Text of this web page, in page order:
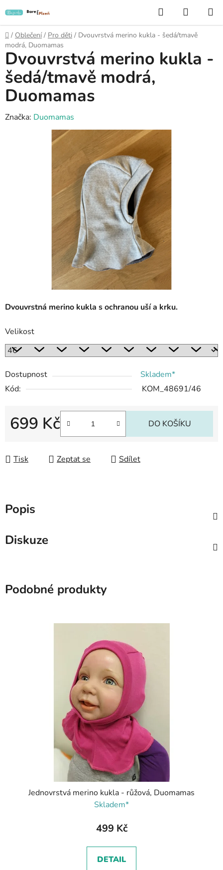
na
obsah
Hledat
KOŠÍK
Domů
/ Oblečení / Pro děti / Dvouvrstvá merino kukla - šedá/tmavě
modrá, Duomamas
Dvouvrstná merino kukla s ochranou uší a krku.
Velikost
Dostupnost
Skladem*
Kód:
KOM_48691/46
699 Kč DO KOŠÍKU
Tisk Zeptat se Sdílet
Dvouvrstvá merino kukla -
šedá/tmavě modrá,
Duomamas
Značka: Duomamas
Popis
Diskuze
Podobné produkty
Jednovrstvá merino kukla - růžová, Duomamas
Skladem*
499 Kč
DETAIL